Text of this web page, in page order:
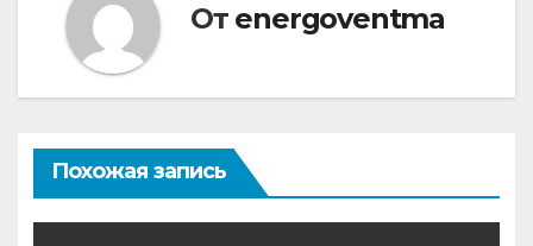
От energoventma
Похожая запись